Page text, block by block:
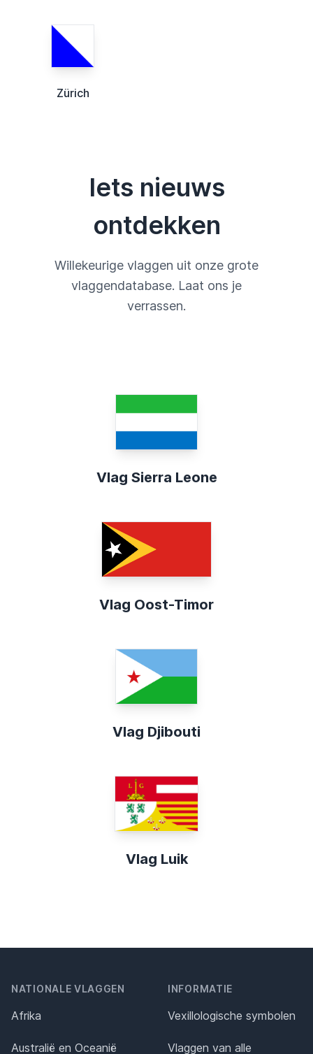
Zürich
Iets nieuws
ontdekken
Willekeurige vlaggen uit onze grote
vlaggendatabase. Laat ons je
verrassen.
Vlag Sierra Leone
Vlag Oost-Timor
Vlag Djibouti
Vlag Luik
NATIONALE VLAGGEN
Afrika
Australië en Oceanië
INFORMATIE
Vexillologische symbolen
Vlaggen van alle